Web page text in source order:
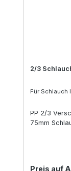
2/3
Für Schlauch
PP 2/3
75mm
Regulärer
Preis auf